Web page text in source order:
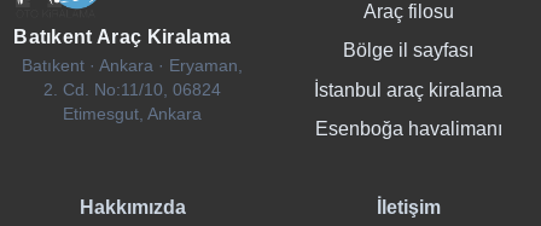
Batıkent Araç Kiralama
Batıkent · Ankara · Eryaman,
2. Cd. No:11/10, 06824
Etimesgut, Ankara
Araç filosu
Bölge il sayfası
İstanbul araç kiralama
Esenboğa havalimanı
Hakkımızda
İletişim